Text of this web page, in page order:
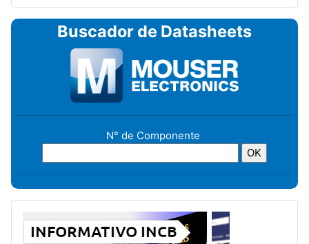
Buscador de Datasheets
N° de Componente